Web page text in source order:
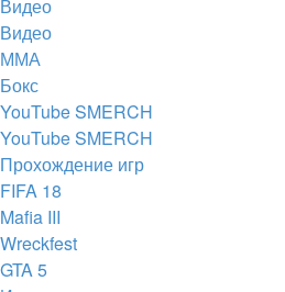
Видео
Видео
ММА
Бокс
YouTube SMERCH
YouTube SMERCH
Прохождение игр
FIFA 18
Mafia III
Wreckfest
GTA 5